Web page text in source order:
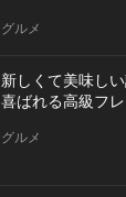
グルメ
新しくて美味し
喜ばれる高級フ
グルメ